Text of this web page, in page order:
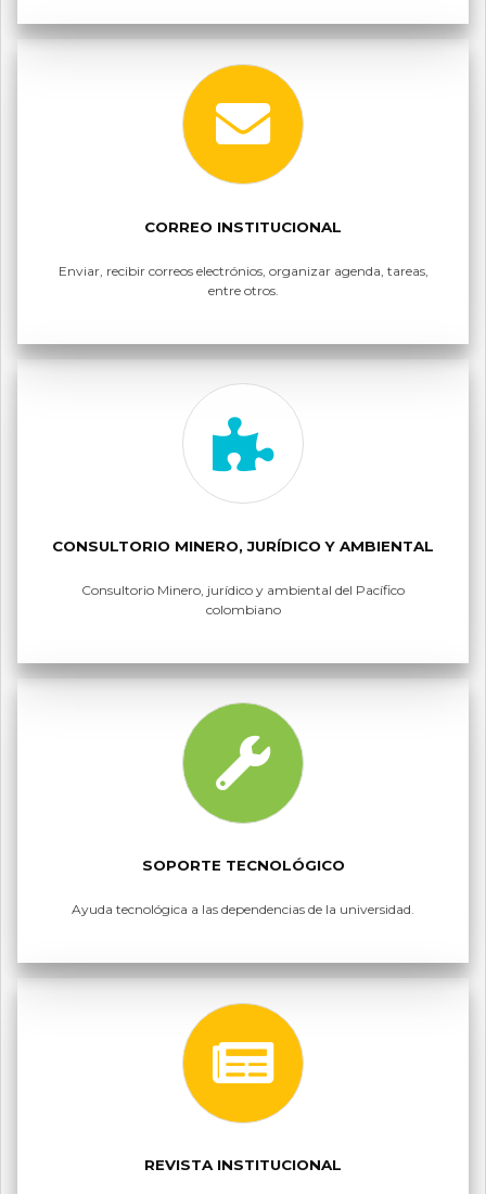
CORREO INSTITUCIONAL
Enviar, recibir correos electrónios, organizar agenda, tareas,
entre otros.
CONSULTORIO MINERO, JURÍDICO Y AMBIENTAL
Consultorio Minero, jurídico y ambiental del Pacífico
colombiano
SOPORTE TECNOLÓGICO
Ayuda tecnológica a las dependencias de la universidad.
REVISTA INSTITUCIONAL